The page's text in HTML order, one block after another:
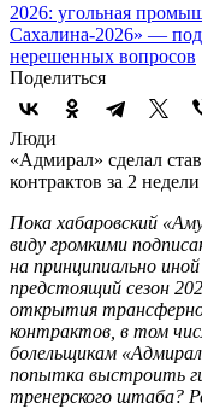
2026: угольная
Сахалина-2026» — под
нерешенных вопросов
Поделиться
Люди
«Адмирал» сделал
контрактов за 2 недели
Пока хабаровский
виду громкими
на принципиально
предстоящий сезон
открытия
контрактов, в том
болельщикам
попытка выстроить
тренерского штаба?